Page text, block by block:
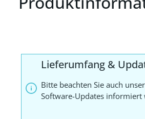
Lieferumfang &
Bitte beachten Sie auch
Software-Updates informiert